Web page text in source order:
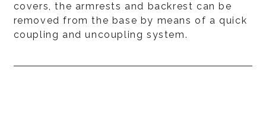
covers, the armrests and backrest can be
removed from the base by means of a quick
coupling and uncoupling system.